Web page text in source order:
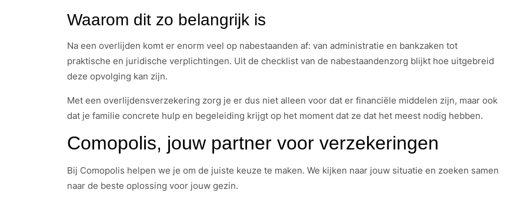
Waarom dit zo belangrijk is
Na een overlijden komt er enorm veel op nabestaanden af: van administratie en bankzaken tot
praktische en juridische verplichtingen. Uit de checklist van de nabestaandenzorg blijkt hoe uitgebreid
deze opvolging kan zijn.
Met een overlijdensverzekering zorg je er dus niet alleen voor dat er financiële middelen zijn, maar ook
dat je familie concrete hulp en begeleiding krijgt op het moment dat ze dat het meest nodig hebben.
Comopolis, jouw partner voor verzekeringen
Bij Comopolis helpen we je om de juiste keuze te maken. We kijken naar jouw situatie en zoeken samen
naar de beste oplossing voor jouw gezin.